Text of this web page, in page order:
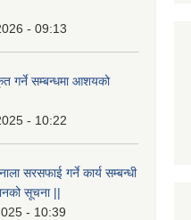
- 09:13
गर्ने सम्बन्धमा आशयको
- 10:22
सरसफाई गर्ने कार्य सम्बन्धी
सूचना ||
- 10:39